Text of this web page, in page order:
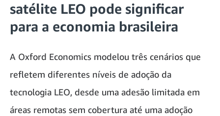
satélite LEO pode significar
para a economia brasileira
A Oxford Economics modelou três cenários que
refletem diferentes níveis de adoção da
tecnologia LEO, desde uma adesão limitada em
áreas remotas sem cobertura até uma adoção